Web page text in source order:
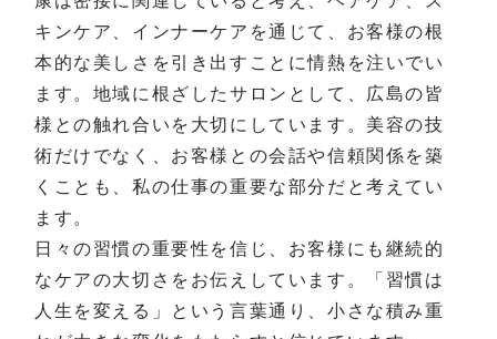
キンケア、インナーケアを通じて、お客様の根
本的な美しさを引き出すことに情熱を注いでい
ます。地域に根ざしたサロンとして、広島の皆
様との触れ合いを大切にしています。美容の技
術だけでなく、お客様との会話や信頼関係を築
くことも、私の仕事の重要な部分だと考えてい
ます。
日々の習慣の重要性を信じ、お客様にも継続的
なケアの大切さをお伝えしています。「習慣は
人生を変える」という言葉通り、小さな積み重